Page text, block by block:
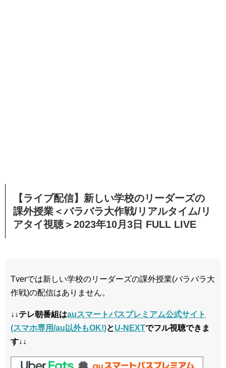
【ライブ配信】新しい学校のリーダーズの
課外授業＜バラバラ大作戦/リアルタイム/リ
アタイ視聴＞2023年10月3日 FULL LIVE
Tverでは新しい学校のリーダーズの課外授業(バラバラ大
作戦)の配信はありません。
↓↓テレ朝番組はauスマートパスプレミアム公式サイト
(スマホ専用/au以外もOK!)とU-NEXTでフル視聴できま
す↓↓